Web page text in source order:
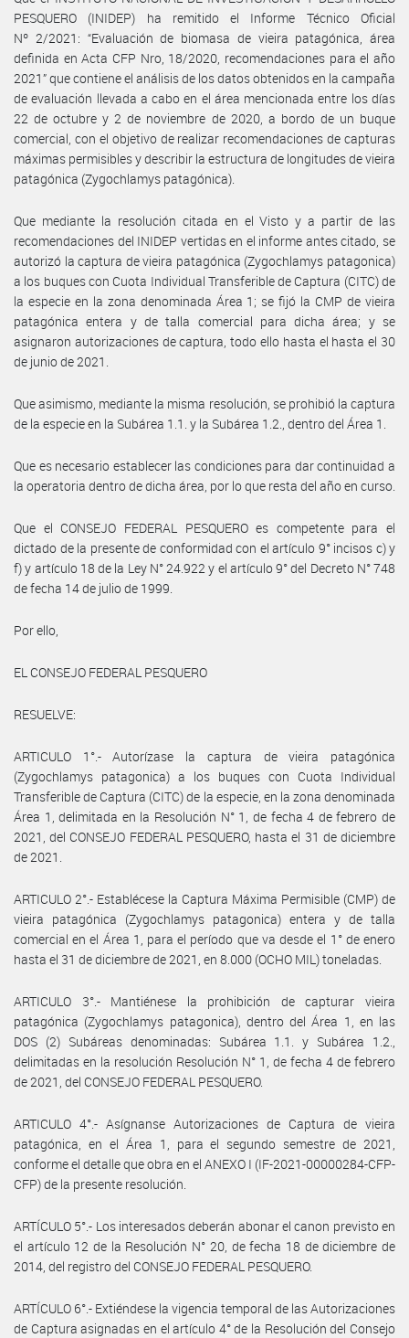
PESQUERO (INIDEP) ha remitido el Informe Técnico Oficial
Nº 2/2021: “Evaluación de biomasa de vieira patagónica, área
definida en Acta CFP Nro, 18/2020, recomendaciones para el año
2021” que contiene el análisis de los datos obtenidos en la campaña
de evaluación llevada a cabo en el área mencionada entre los días
22 de octubre y 2 de noviembre de 2020, a bordo de un buque
comercial, con el objetivo de realizar recomendaciones de capturas
máximas permisibles y describir la estructura de longitudes de vieira
patagónica (Zygochlamys patagónica).
Que mediante la resolución citada en el Visto y a partir de las
recomendaciones del INIDEP vertidas en el informe antes citado, se
autorizó la captura de vieira patagónica (Zygochlamys patagonica)
a los buques con Cuota Individual Transferible de Captura (CITC) de
la especie en la zona denominada Área 1; se fijó la CMP de vieira
patagónica entera y de talla comercial para dicha área; y se
asignaron autorizaciones de captura, todo ello hasta el hasta el 30
de junio de 2021.
Que asimismo, mediante la misma resolución, se prohibió la captura
de la especie en la Subárea 1.1. y la Subárea 1.2., dentro del Área 1.
Que es necesario establecer las condiciones para dar continuidad a
la operatoria dentro de dicha área, por lo que resta del año en curso.
Que el CONSEJO FEDERAL PESQUERO es competente para el
dictado de la presente de conformidad con el artículo 9° incisos c) y
f) y artículo 18 de la Ley N° 24.922 y el artículo 9° del Decreto N° 748
de fecha 14 de julio de 1999.
Por ello,
EL CONSEJO FEDERAL PESQUERO
RESUELVE:
ARTICULO 1°.- Autorízase la captura de vieira patagónica
(Zygochlamys patagonica) a los buques con Cuota Individual
Transferible de Captura (CITC) de la especie, en la zona denominada
Área 1, delimitada en la Resolución N° 1, de fecha 4 de febrero de
2021, del CONSEJO FEDERAL PESQUERO, hasta el 31 de diciembre
de 2021.
ARTICULO 2°.- Establécese la Captura Máxima Permisible (CMP) de
vieira patagónica (Zygochlamys patagonica) entera y de talla
comercial en el Área 1, para el período que va desde el 1° de enero
hasta el 31 de diciembre de 2021, en 8.000 (OCHO MIL) toneladas.
ARTICULO 3°.- Mantiénese la prohibición de capturar vieira
patagónica (Zygochlamys patagonica), dentro del Área 1, en las
DOS (2) Subáreas denominadas: Subárea 1.1. y Subárea 1.2.,
delimitadas en la resolución Resolución N° 1, de fecha 4 de febrero
de 2021, del CONSEJO FEDERAL PESQUERO.
ARTICULO 4°.- Asígnanse Autorizaciones de Captura de vieira
patagónica, en el Área 1, para el segundo semestre de 2021,
conforme el detalle que obra en el ANEXO I (IF-2021-00000284-CFP-
CFP) de la presente resolución.
ARTÍCULO 5°.- Los interesados deberán abonar el canon previsto en
el artículo 12 de la Resolución N° 20, de fecha 18 de diciembre de
2014, del registro del CONSEJO FEDERAL PESQUERO.
ARTÍCULO 6°.- Extiéndese la vigencia temporal de las Autorizaciones
de Captura asignadas en el artículo 4° de la Resolución del Consejo